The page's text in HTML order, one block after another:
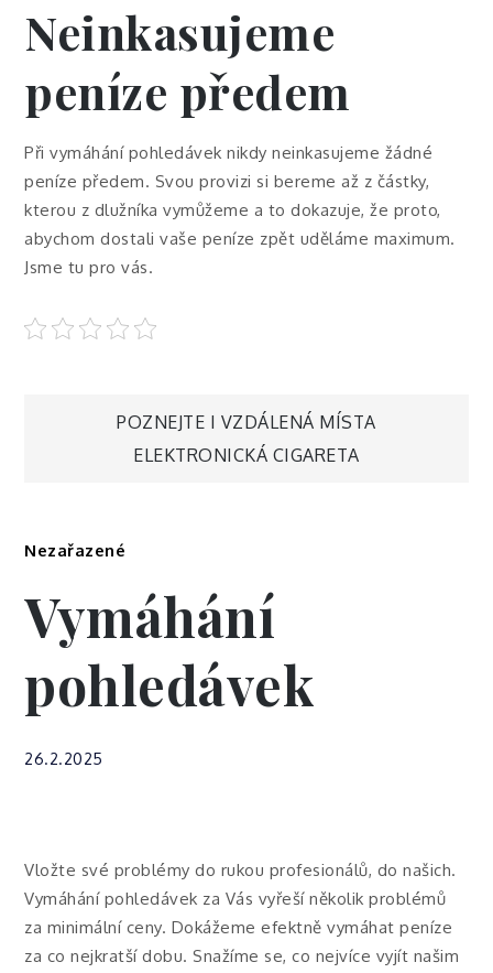
Neinkasujeme
peníze předem
Přivymáhání pohledávek nikdy neinkasujeme žádné
peníze předem. Svou provizi si bereme až z částky,
kterou z dlužníka vymůžeme a to dokazuje, že proto,
abychom dostali vaše peníze zpět uděláme maximum.
Jsme tu pro vás.
Navigace
příspěvek
POZNEJTE I VZDÁLENÁ MÍSTA
ELEKTRONICKÁ CIGARETA
Nezařazené
Vymáhání
pohledávek
26.2.2025
Vložte své problémy do rukou profesionálů, do našich.
Vymáhání pohledávek za Vás vyřeší několik problémů
za minimální ceny. Dokážeme efektně vymáhat peníze
za co nejkratší dobu. Snažíme se, co nejvíce vyjít našim